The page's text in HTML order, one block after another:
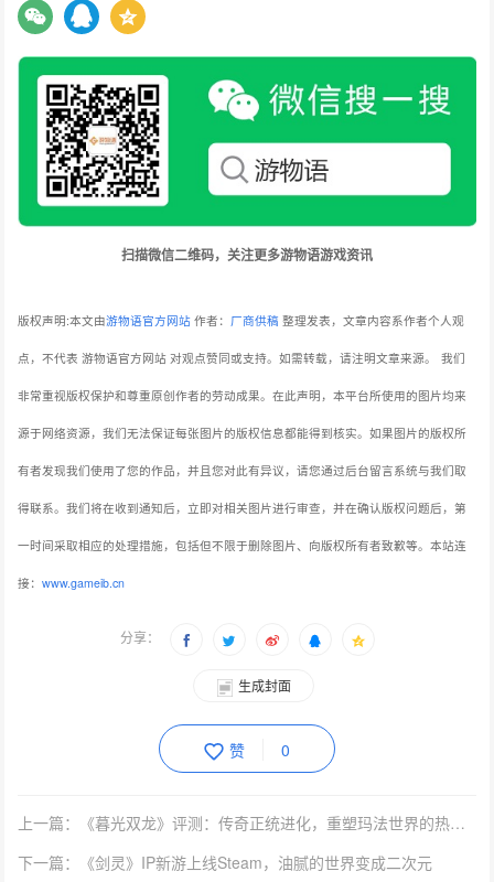
扫描微信二维码，关注更多游物语游戏资讯
版权声明:本文由游物语官方网站 作者： 厂商供稿 整理发表，文章内容系作者个人观
点，不代表 游物语官方网站 对观点赞同或支持。如需转载，请注明文章来源。 我们
非常重视版权保护和尊重原创作者的劳动成果。在此声明，本平台所使用的图片均来
源于网络资源，我们无法保证每张图片的版权信息都能得到核实。如果图片的版权所
有者发现我们使用了您的作品，并且您对此有异议，请您通过后台留言系统与我们取
得联系。我们将在收到通知后，立即对相关图片进行审查，并在确认版权问题后，第
一时间采取相应的处理措施，包括但不限于删除图片、向版权所有者致歉等。本站连
接：www.gameib.cn
分享：
生成封面
赞 0
上一篇：《暮光双龙》评测：传奇正统进化，重塑玛法世界的热血荣光
下一篇：《剑灵》IP新游上线Steam，油腻的世界变成二次元